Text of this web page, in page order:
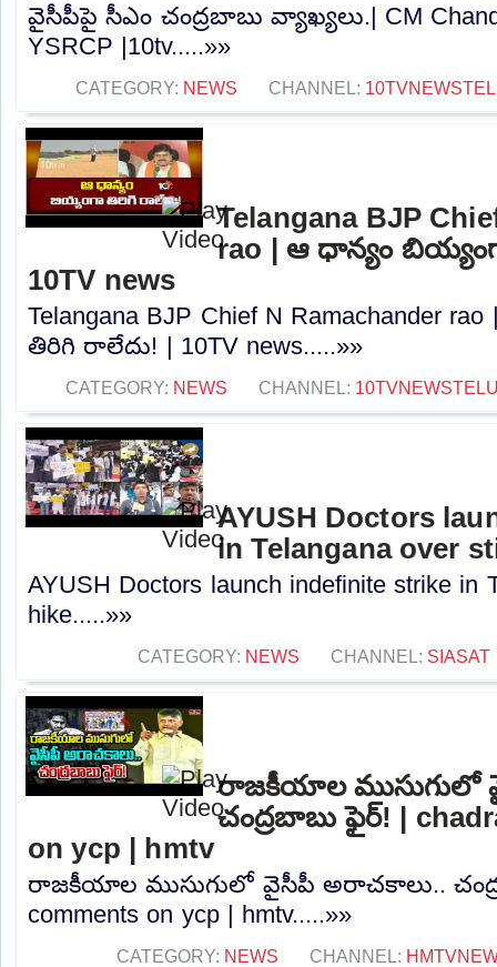
వైసీపీపై సీఎం చంద్రబాబు వ్యాఖ్యలు.| CM
YSRCP |10tv.....»»
CATEGORY: NEWS CHANNEL:
Telangana BJP
rao | ఆ ధాన్యం
10TV news
Telangana BJP Chief N Ramachander
తిరిగి రాలేదు! | 10TV news.....»»
CATEGORY: NEWS CHANNEL:
AYUSH Doctors
in Telangana over
AYUSH Doctors launch indefinite strike in
hike.....»»
CATEGORY: NEWS CHANNEL: SIASAT
రాజకీయాల ముసుగులో
చంద్రబాబు ఫైర్! |
on ycp | hmtv
రాజకీయాల ముసుగులో వైసీపీ అరాచకాలు..
comments on ycp | hmtv.....»»
CATEGORY: NEWS CHANNEL: